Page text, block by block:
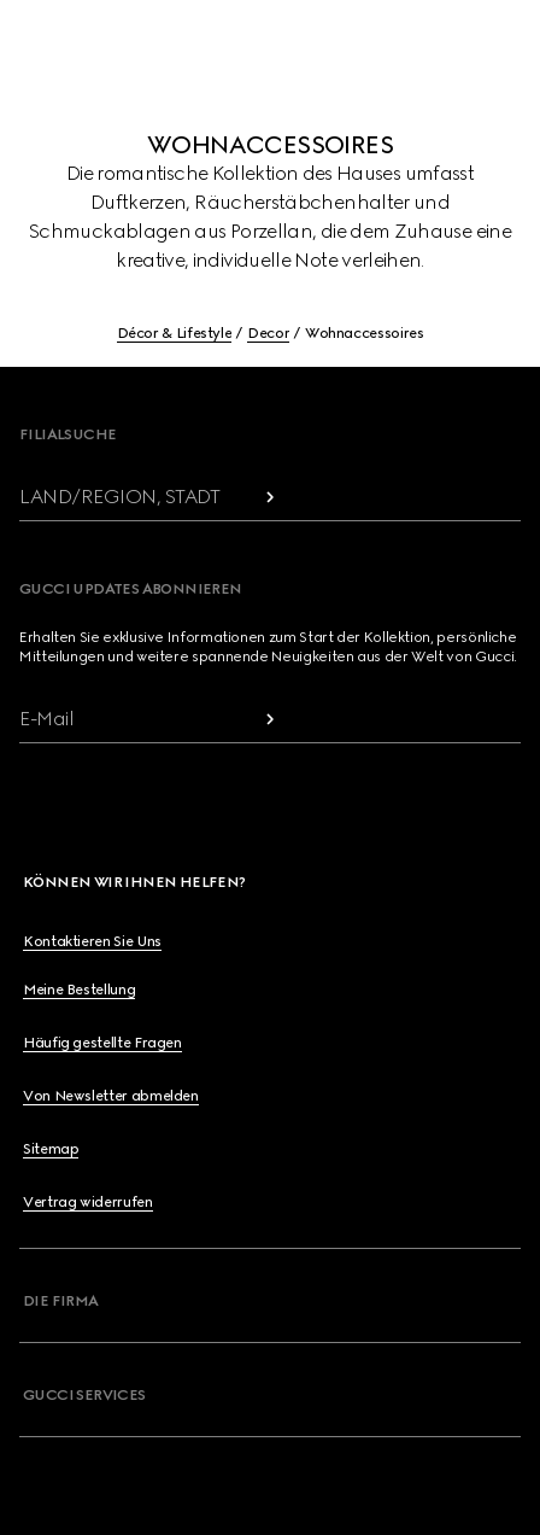
WOHNACCESSOIRES
Die romantische Kollektion des Hauses umfasst
Duftkerzen, Räucherstäbchenhalter und
Schmuckablagen aus Porzellan, die dem Zuhause eine
kreative, individuelle Note verleihen.
Décor & Lifestyle Decor Wohnaccessoires
FILIALSUCHE
LAND/REGION, STADT
GUCCI UPDATES ABONNIEREN
Erhalten Sie exklusive Informationen zum Start der Kollektion, persönliche
Mitteilungen und weitere spannende Neuigkeiten aus der Welt von Gucci.
E-Mail
KÖNNEN WIR IHNEN HELFEN?
Kontaktieren Sie Uns
Meine Bestellung
Häufig gestellte Fragen
Von Newsletter abmelden
Sitemap
Vertrag widerrufen
DIE FIRMA
GUCCI SERVICES